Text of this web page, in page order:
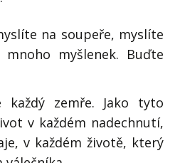
na soupeře, myslíte
myšlenek. Buďte
každý zemře. Jako tyto
v každém nadechnutí,
v každém životě, který